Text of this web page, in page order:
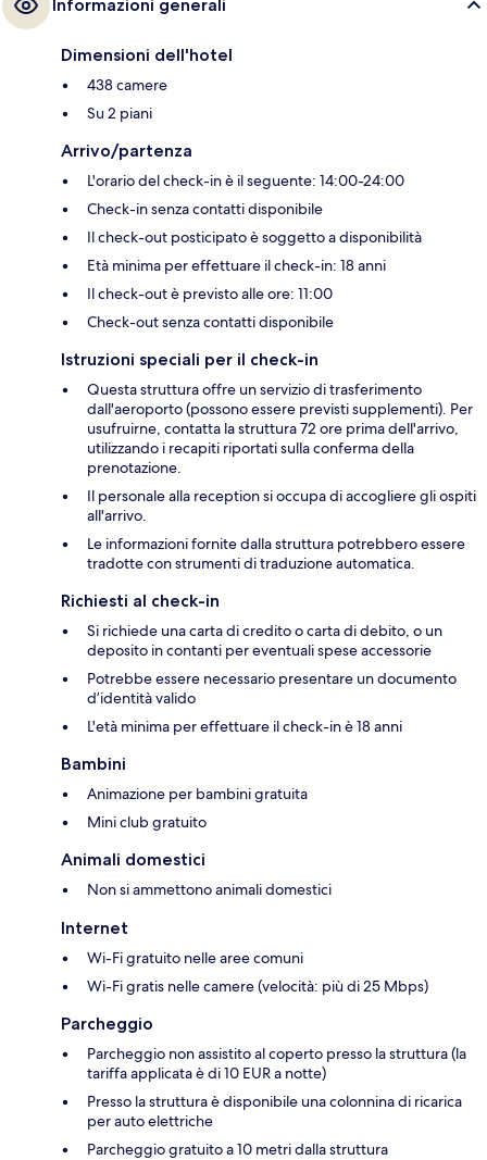
Informazioni generali
Dimensioni dell'hotel
438 camere
Su 2 piani
Arrivo/partenza
L'orario del check-in è il seguente: 14:00-24:00
Check-in senza contatti disponibile
Il check-out posticipato è soggetto a disponibilità
Età minima per effettuare il check-in: 18 anni
Il check-out è previsto alle ore: 11:00
Check-out senza contatti disponibile
Istruzioni speciali per il check-in
Questa struttura offre un servizio di trasferimento
dall'aeroporto (possono essere previsti supplementi). Per
usufruirne, contatta la struttura 72 ore prima dell'arrivo,
utilizzando i recapiti riportati sulla conferma della
prenotazione.
Il personale alla reception si occupa di accogliere gli ospiti
all'arrivo.
Le informazioni fornite dalla struttura potrebbero essere
tradotte con strumenti di traduzione automatica.
Richiesti al check-in
Si richiede una carta di credito o carta di debito, o un
deposito in contanti per eventuali spese accessorie
Potrebbe essere necessario presentare un documento
d’identità valido
L'età minima per effettuare il check-in è 18 anni
Bambini
Animazione per bambini gratuita
Mini club gratuito
Animali domestici
Non si ammettono animali domestici
Internet
Wi-Fi gratuito nelle aree comuni
Wi-Fi gratis nelle camere (velocità: più di 25 Mbps)
Parcheggio
Parcheggio non assistito al coperto presso la struttura (la
tariffa applicata è di 10 EUR a notte)
Presso la struttura è disponibile una colonnina di ricarica
per auto elettriche
Parcheggio gratuito a 10 metri dalla struttura